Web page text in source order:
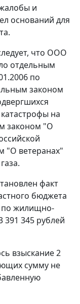
и
оснований для
что ООО
отдельным
по
законом
на
законом "О
"О ветеранах"
факт
бюджета
по жилищно-
345 рублей
взыскание 2
сумму не